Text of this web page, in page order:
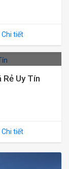
Chi tiết
Uy Tín
Chi tiết